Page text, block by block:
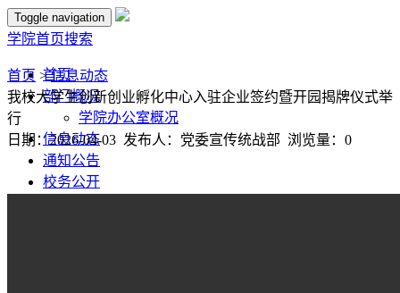
Toggle navigation
学院首页搜索
首页
部门概况
学院办公室概况
信息动态
通知公告
校务公开
首页 >信息动态
我校大学生创新创业孵化中心入驻企业签约暨开园揭牌仪式举
行
日期：2026-04-03 发布人：党委宣传统战部 浏览量： 0